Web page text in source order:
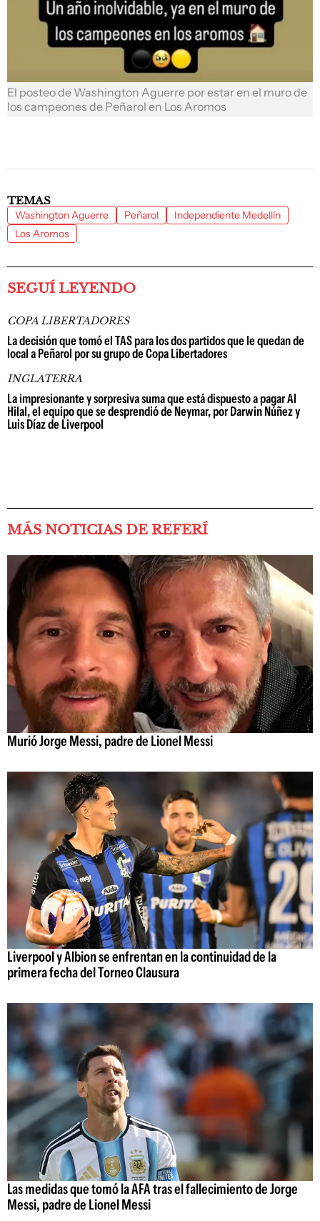
El posteo de Washington Aguerre por estar en el muro de
los campeones de Peñarol en Los Aromos
TEMAS
Washington Aguerre Peñarol
Independiente Medellín
Los Aromos
SEGUÍ LEYENDO
COPA LIBERTADORES
La decisión que tomó el TAS para los dos partidos que le quedan de
local a Peñarol por su grupo de Copa Libertadores
INGLATERRA
La impresionante y sorpresiva suma que está dispuesto a pagar Al
Hilal, el equipo que se desprendió de Neymar, por Darwin Núñez y
Luis Díaz de Liverpool
MÁS NOTICIAS DE REFERÍ
Murió Jorge Messi, padre de Lionel Messi
Liverpool y Albion se enfrentan en la continuidad de la
primera fecha del Torneo Clausura
Las medidas que tomó la AFA tras el fallecimiento de Jorge
Messi, padre de Lionel Messi